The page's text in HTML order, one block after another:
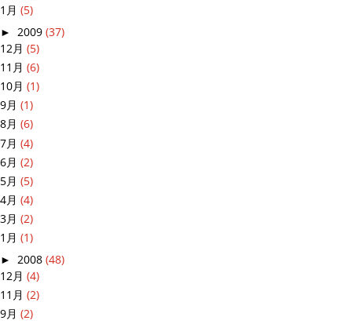
1月 (5)
► 2009 (37)
12月 (5)
11月 (6)
10月 (1)
9月 (1)
8月 (6)
7月 (4)
6月 (2)
5月 (5)
4月 (4)
3月 (2)
1月 (1)
► 2008 (48)
12月 (4)
11月 (2)
9月 (2)